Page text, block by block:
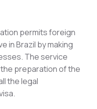
permits foreign
in Brazil by making
The service
preparation of the
the legal